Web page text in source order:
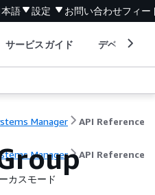
本語 設定 お問い合わせフィー
サービスガイド デベロッパ
Manager API Reference
Manager API Reference
カスモード